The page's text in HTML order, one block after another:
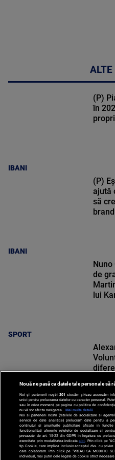
ALTE
IBANI
(P)
în
IBANI
(P)
ajută
să
SPORT
Nuno
de
lui
SPORT
Nouă ne pasă ca datele tale personale să
Noi și partenerii noștri 201 stocăm și/sau accesăm
unici pentru prelucrarea datelor cu caracter personal.
sau în orice moment, pe pagina cu politica de
nu vă vor afecta navigarea.
Mai multe detalii
Noi si partenerii nostri (retelele de socializare si
servicii de date analitice) prelucram date pentru a
continutul si anunturile publicitare afisate in
functionalitati aferente retelelor de socializare si
prevazute de art. 15-22 din GDPR in legatura cu
exercitate prin modalitatea indicataaici . Prin click pe
tip Cookie, care implica inclusiv acceptul dvs. cu
care colaboram. Prin click pe “VREAU SA MODIFIC
individual, mai putin cele legate de cookie strict